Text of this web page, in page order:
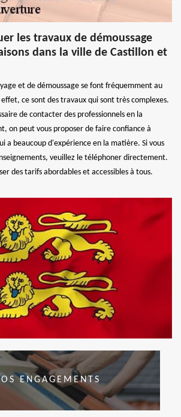
les travaux de démoussage
dans la ville de Castillon et
et de démoussage se font fréquemment au
ce sont des travaux qui sont très complexes.
de contacter des professionnels en la
on peut vous proposer de faire confiance à
a beaucoup d'expérience en la matière. Si vous
veuillez le téléphoner directement.
des tarifs abordables et accessibles à tous.
ENGAGEMENTS